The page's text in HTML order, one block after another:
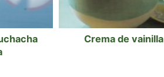
Crema de vainilla